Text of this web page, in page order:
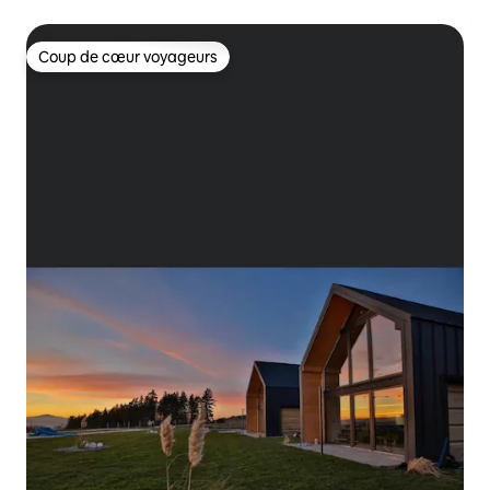
Coup de cœur voyageurs
Coup de cœur voyageurs